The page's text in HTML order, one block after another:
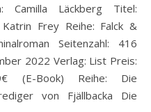
Camilla Läckberg Titel:
Katrin Frey Reihe: Falck &
Seitenzahl: 416
2022 Verlag: List Preis:
(E-Book) Reihe: Die
von Fjällbacka Die